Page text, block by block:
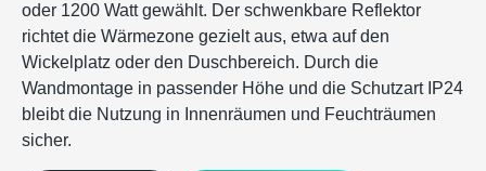
oder 1200 Watt gewählt. Der schwenkbare Reflektor
richtet die Wärmezone gezielt aus, etwa auf den
Wickelplatz oder den Duschbereich. Durch die
Wandmontage in passender Höhe und die Schutzart IP24
bleibt die Nutzung in Innenräumen und Feuchträumen
sicher.